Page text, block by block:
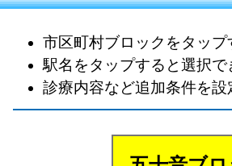
市区町村ブロックをタッ
駅名をタップすると選択で
診療内容など追加条件を設